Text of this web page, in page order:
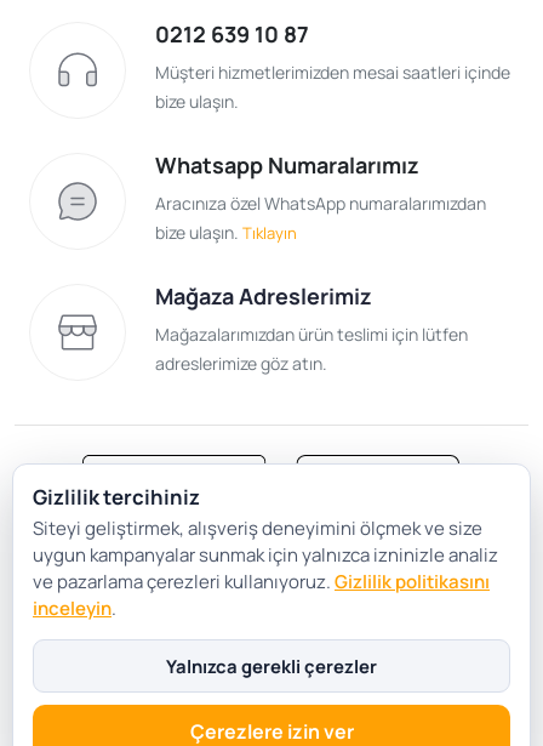
0212 639 10 87
Müşteri hizmetlerimizden mesai saatleri içinde
bize ulaşın.
Whatsapp Numaralarımız
Aracınıza özel WhatsApp numaralarımızdan
bize ulaşın. Tıklayın
Mağaza Adreslerimiz
Mağazalarımızdan ürün teslimi için lütfen
adreslerimize göz atın.
Satış Sözleşmesi
Gizlilik ve Güvenlik
Gizlilik Politikası
Çerez Tercihleri
Gizlilik tercihiniz
Siteyi geliştirmek, alışveriş deneyimini ölçmek ve size
uygun kampanyalar sunmak için yalnızca izninizle analiz
ve pazarlama çerezleri kullanıyoruz.Gizlilik politikasını
inceleyin.
Yalnızca gerekli çerezler
Çerezlere izin ver